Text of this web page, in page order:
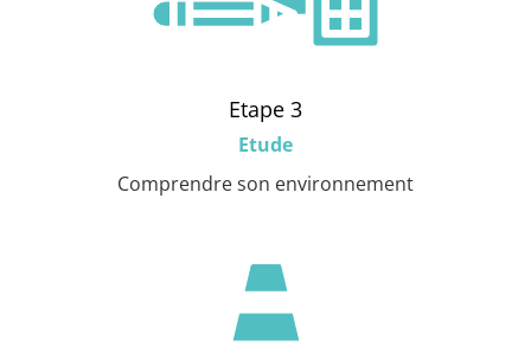
Etape 3
Etude
Comprendre son environnement